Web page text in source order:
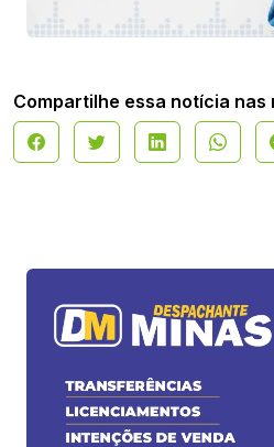
Compartilhe essa notícia nas